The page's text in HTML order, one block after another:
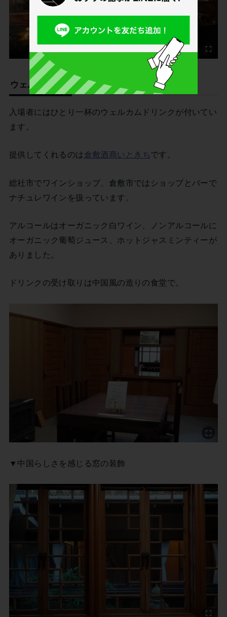
ウェルカムドリンク
入場者にはひとり一杯のウェルカムドリンクが付いてい
ます。
提供してくれるのは 倉敷酒商いときちです。
総社市でワインショップ、倉敷市ではショップとバーで
ナチュレワインを扱っています。
アルコールはオーガニック白ワイン、ノンアルコールに
オーガニック葡萄ジュース、ホットジャスミンティーが
ありました。
ドリンクの受け取りは中国風の造りの食堂で。
▼中国らしさを感じる窓の装飾